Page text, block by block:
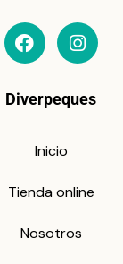
Diverpeques
Inicio
Tienda online
Nosotros